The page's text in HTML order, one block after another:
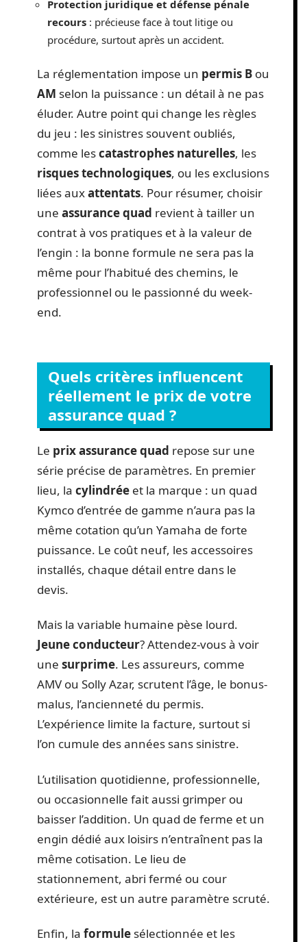
Protection juridique et défense pénale
recours : précieuse face à tout litige ou
procédure, surtout après un accident.
La réglementation impose un permis B ou
AM selon la puissance : un détail à ne pas
éluder. Autre point qui change les règles
du jeu : les sinistres souvent oubliés,
comme lescatastrophes naturelles, les
risques technologiques, ou les exclusions
liées auxattentats. Pour résumer, choisir
une assurance quad revient à tailler un
contrat à vos pratiques et à la valeur de
l’engin : la bonne formule ne sera pas la
même pour l’habitué des chemins, le
professionnel ou le passionné du week-
end.
Quels critères influencent
réellement le prix de votre
assurance quad ?
Le prix assurance quad repose sur une
série précise de paramètres. En premier
lieu, la cylindrée et la marque : un quad
Kymco d’entrée de gamme n’aura pas la
même cotation qu’un Yamaha de forte
puissance. Le coût neuf, les accessoires
installés, chaque détail entre dans le
devis.
Mais la variable humaine pèse lourd.
Jeune conducteur? Attendez-vous à voir
une surprime. Les assureurs, comme
AMV ou Solly Azar, scrutent l’âge, le bonus-
malus, l’ancienneté du permis.
L’expérience limite la facture, surtout si
l’on cumule des années sans sinistre.
L’utilisation quotidienne, professionnelle,
ou occasionnelle fait aussi grimper ou
baisser l’addition. Un quad de ferme et un
engin dédié aux loisirs n’entraînent pas la
même cotisation. Le lieu de
stationnement, abri fermé ou cour
extérieure, est un autre paramètre scruté.
Enfin, la formule sélectionnée et les